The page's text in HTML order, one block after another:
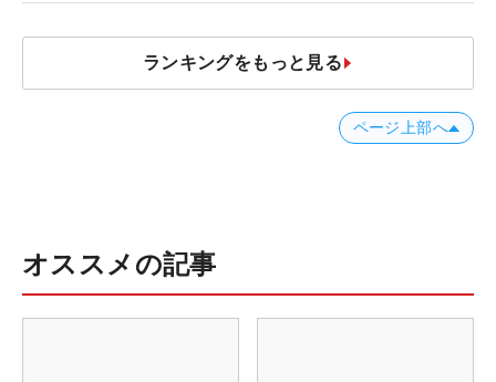
ランキングをもっと見る
ページ上部へ
オススメの記事